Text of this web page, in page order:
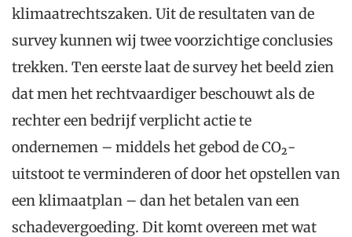
klimaatrechtszaken. Uit de resultaten van de
survey kunnen wij twee voorzichtige conclusies
trekken. Ten eerste laat de survey het beeld zien
dat men het rechtvaardiger beschouwt als de
rechter een bedrijf verplicht actie te
ondernemen – middels het gebod de CO₂-
uitstoot te verminderen of door het opstellen van
een klimaatplan – dan het betalen van een
schadevergoeding. Dit komt overeen met wat